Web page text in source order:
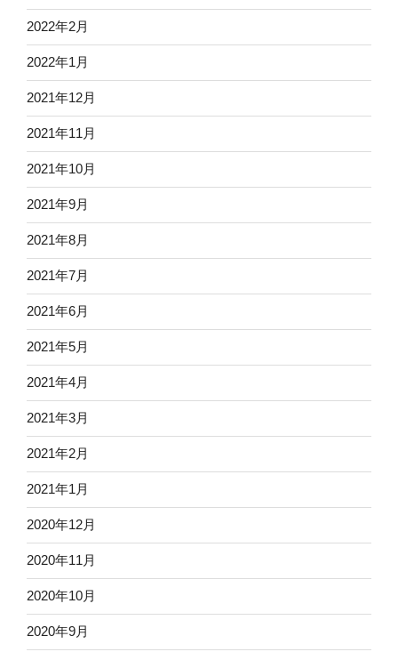
2022年2月
2022年1月
2021年12月
2021年11月
2021年10月
2021年9月
2021年8月
2021年7月
2021年6月
2021年5月
2021年4月
2021年3月
2021年2月
2021年1月
2020年12月
2020年11月
2020年10月
2020年9月